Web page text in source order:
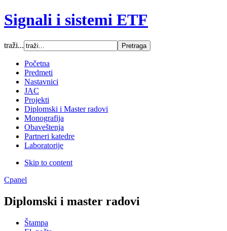
Signali i sistemi ETF
traži...
Početna
Predmeti
Nastavnici
JAC
Projekti
Diplomski i Master radovi
Monografija
Obaveštenja
Partneri katedre
Laboratorije
Skip to content
Increase font size
Decrease font size
Default font size
SCREEN
Wide (default)
Fluid
Cpanel
Diplomski i master radovi
Štampa